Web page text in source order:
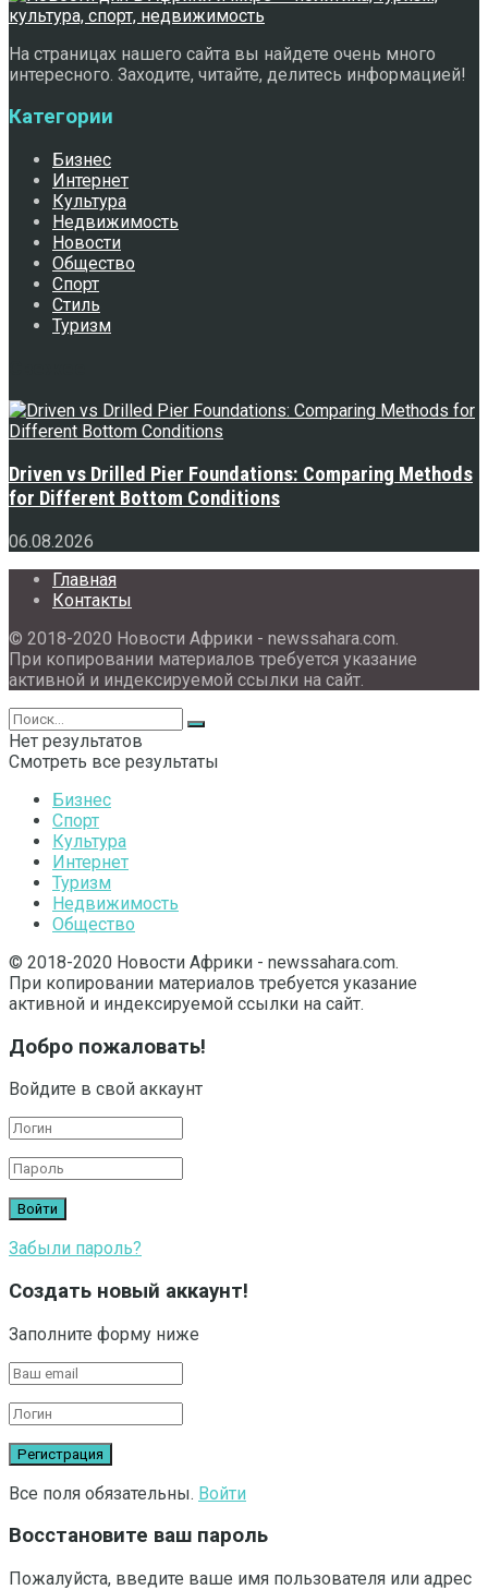
На страницах нашего сайта вы найдете очень много
интересного. Заходите, читайте, делитесь информацией!
Категории
Бизнес
Интернет
Культура
Недвижимость
Новости
Общество
Спорт
Стиль
Туризм
Driven vs Drilled Pier Foundations: Comparing Methods
for Different Bottom Conditions
06.08.2026
Главная
Контакты
© 2018-2020 Новости Африки - newssahara.com.
При копировании материалов требуется указание
активной и индексируемой ссылки на сайт.
Нет результатов
Смотреть все результаты
Бизнес
Спорт
Культура
Интернет
Туризм
Недвижимость
Общество
© 2018-2020 Новости Африки - newssahara.com.
При копировании материалов требуется указание
активной и индексируемой ссылки на сайт.
Добро пожаловать!
Войдите в свой аккаунт
Забыли пароль?
Создать новый аккаунт!
Заполните форму ниже
Все поля обязательны. Войти
Восстановите ваш пароль
Пожалуйста, введите ваше имя пользователя или адрес